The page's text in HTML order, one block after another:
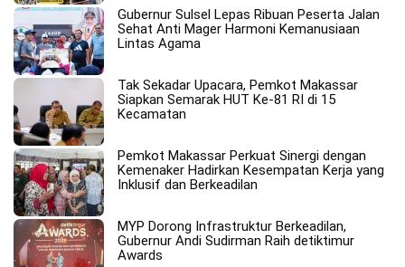
Gubernur Sulsel Lepas Ribuan Peserta Jalan
Sehat Anti Mager Harmoni Kemanusiaan
Lintas Agama
Tak Sekadar Upacara, Pemkot Makassar
Siapkan Semarak HUT Ke-81 RI di 15
Kecamatan
Pemkot Makassar Perkuat Sinergi dengan
Kemenaker Hadirkan Kesempatan Kerja yang
Inklusif dan Berkeadilan
MYP Dorong Infrastruktur Berkeadilan,
Gubernur Andi Sudirman Raih detiktimur
Awards